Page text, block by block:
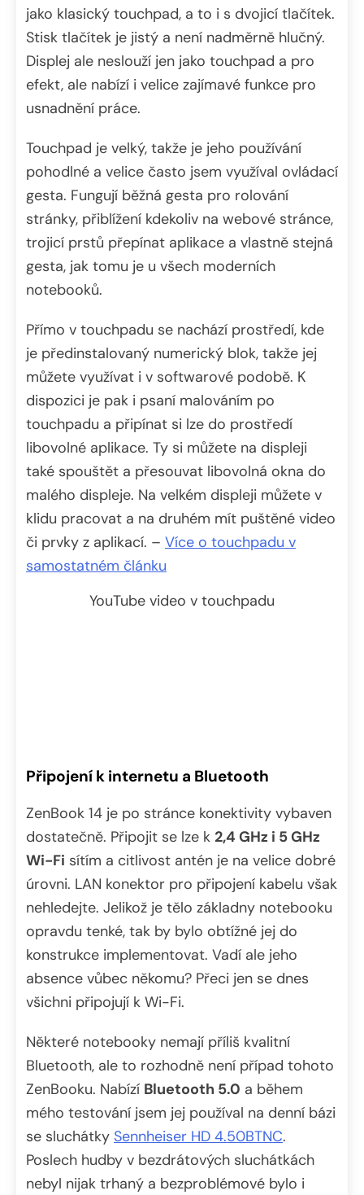
jako klasický touchpad, a to i s dvojicí tlačítek.
Stisk tlačítek je jistý a není nadměrně hlučný.
Displej ale neslouží jen jako touchpad a pro
efekt, ale nabízí i velice zajímavé funkce pro
usnadnění práce.
Touchpad je velký, takže je jeho používání
pohodlné a velice často jsem využíval ovládací
gesta. Fungují běžná gesta pro rolování
stránky, přiblížení kdekoliv na webové stránce,
trojicí prstů přepínat aplikace a vlastně stejná
gesta, jak tomu je u všech moderních
notebooků.
Přímo v touchpadu se nachází prostředí, kde
je předinstalovaný numerický blok, takže jej
můžete využívat i v softwarové podobě. K
dispozici je pak i psaní malováním po
touchpadu a připínat si lze do prostředí
libovolné aplikace. Ty si můžete na displeji
také spouštět a přesouvat libovolná okna do
malého displeje. Na velkém displeji můžete v
klidu pracovat a na druhém mít puštěné video
či prvky z aplikací. – Více o touchpadu v
samostatném článku
YouTube video v touchpadu
Připojení k internetu a Bluetooth
ZenBook 14 je po stránce konektivity vybaven
dostatečně. Připojit se lze k 2,4 GHz i 5 GHz
Wi-Fi sítím a citlivost antén je na velice dobré
úrovni. LAN konektor pro připojení kabelu však
nehledejte. Jelikož je tělo základny notebooku
opravdu tenké, tak by bylo obtížné jej do
konstrukce implementovat. Vadí ale jeho
absence vůbec někomu? Přeci jen se dnes
všichni připojují k Wi-Fi.
Některé notebooky nemají příliš kvalitní
Bluetooth, ale to rozhodně není případ tohoto
ZenBooku. Nabízí Bluetooth 5.0 a během
mého testování jsem jej používal na denní bázi
se sluchátky Sennheiser HD 4.50BTNC.
Poslech hudby v bezdrátových sluchátkách
nebyl nijak trhaný a bezproblémové bylo i